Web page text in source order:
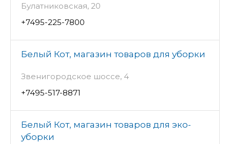
Булатниковская, 20
+7495-225-7800
Белый Кот, магазин товаров для уборки
Звенигородское шоссе, 4
+7495-517-8871
Белый Кот, магазин товаров для эко-
уборки